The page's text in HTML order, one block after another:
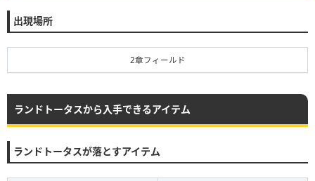
出現場所
2章フィールド
ランドトータスから入手できるアイテム
ランドトータスが落とすアイテム